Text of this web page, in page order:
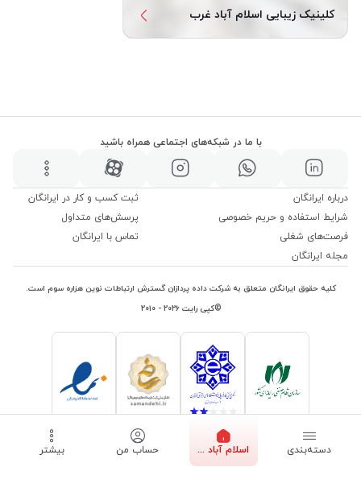
کلینیک زیبایی اسلام آباد غرب
با ما در شبکه‌های اجتماعی همراه باشید
درباره ایرانگان
شرایط استفاده و حریم خصوصی
فرصت‌های شغلی
مجله ایرانگان
ثبت کسب و کار در ایرانگان
پرسش‌های متداول
تماس با ایرانگان
کلیه حقوق ایرانگان متعلق به شرکت داده پردازان گسترش ارتباطات نوین هزاره سوم است.
©کپی رایت ۲۰۲۶ - ۲۰۱۰
دسته‌بندی اسلام آباد ... حساب من بیشتر